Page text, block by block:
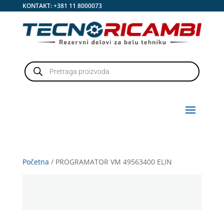
KONTAKT:+381 11 8000073
Products
search
Početna / PROGRAMATOR VM 49563400 ELIN